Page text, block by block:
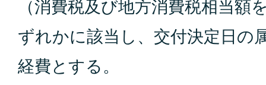
（消費税及び地方消費税相当額
ずれかに該当し、交付決定日の
経費とする。